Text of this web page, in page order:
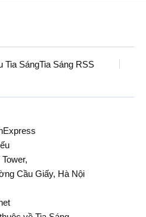
Tia SángTia Sáng RSS
Cầu Giấy, Hà Nội